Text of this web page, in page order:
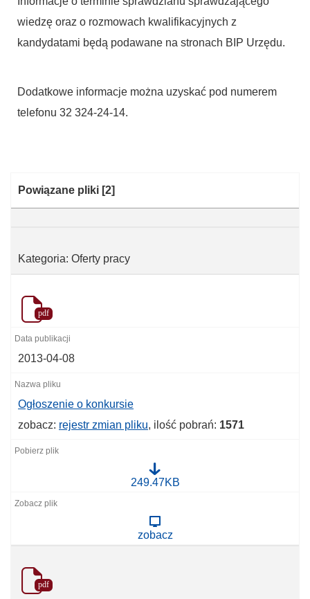
wiedzę oraz o rozmowach kwalifikacyjnych z
kandydatami będą podawane na stronach BIP Urzędu.
Dodatkowe informacje można uzyskać pod numerem
telefonu 32 324-24-14.
Kategoria:
Powiązane pliki [2]
Kategoria: Oferty pracy
pdf
2013-04-08
Ogłoszenie o konkursie
zobacz: rejestr zmian pliku, ilość pobrań: 1571
ł
e
o
249.47KB
zobacz
pdf